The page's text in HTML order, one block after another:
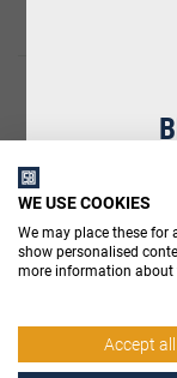
€ 102,70
onze
WE USE COOKIES
We may place these for
show personalised
more information about
Accept all